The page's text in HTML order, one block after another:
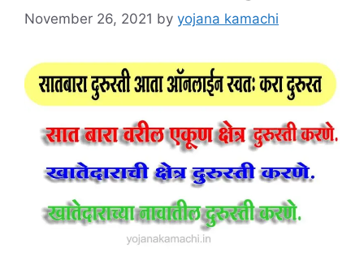
November 26, 2021 by yojana kamachi